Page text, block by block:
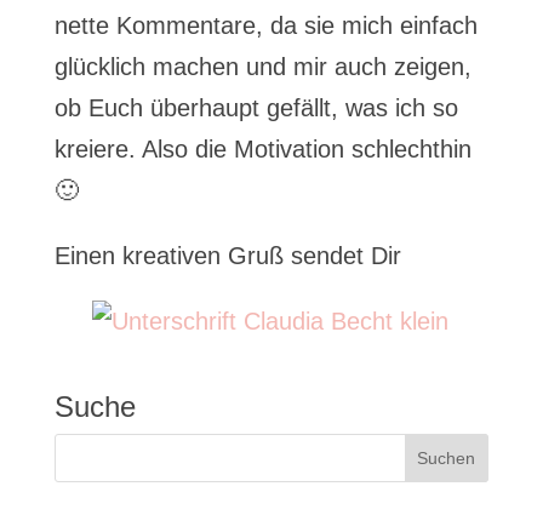
nette Kommentare, da sie mich einfach
glücklich machen und mir auch zeigen,
ob Euch überhaupt gefällt, was ich so
kreiere. Also die Motivation schlechthin
🙂
Einen kreativen Gruß sendet Dir
Suche